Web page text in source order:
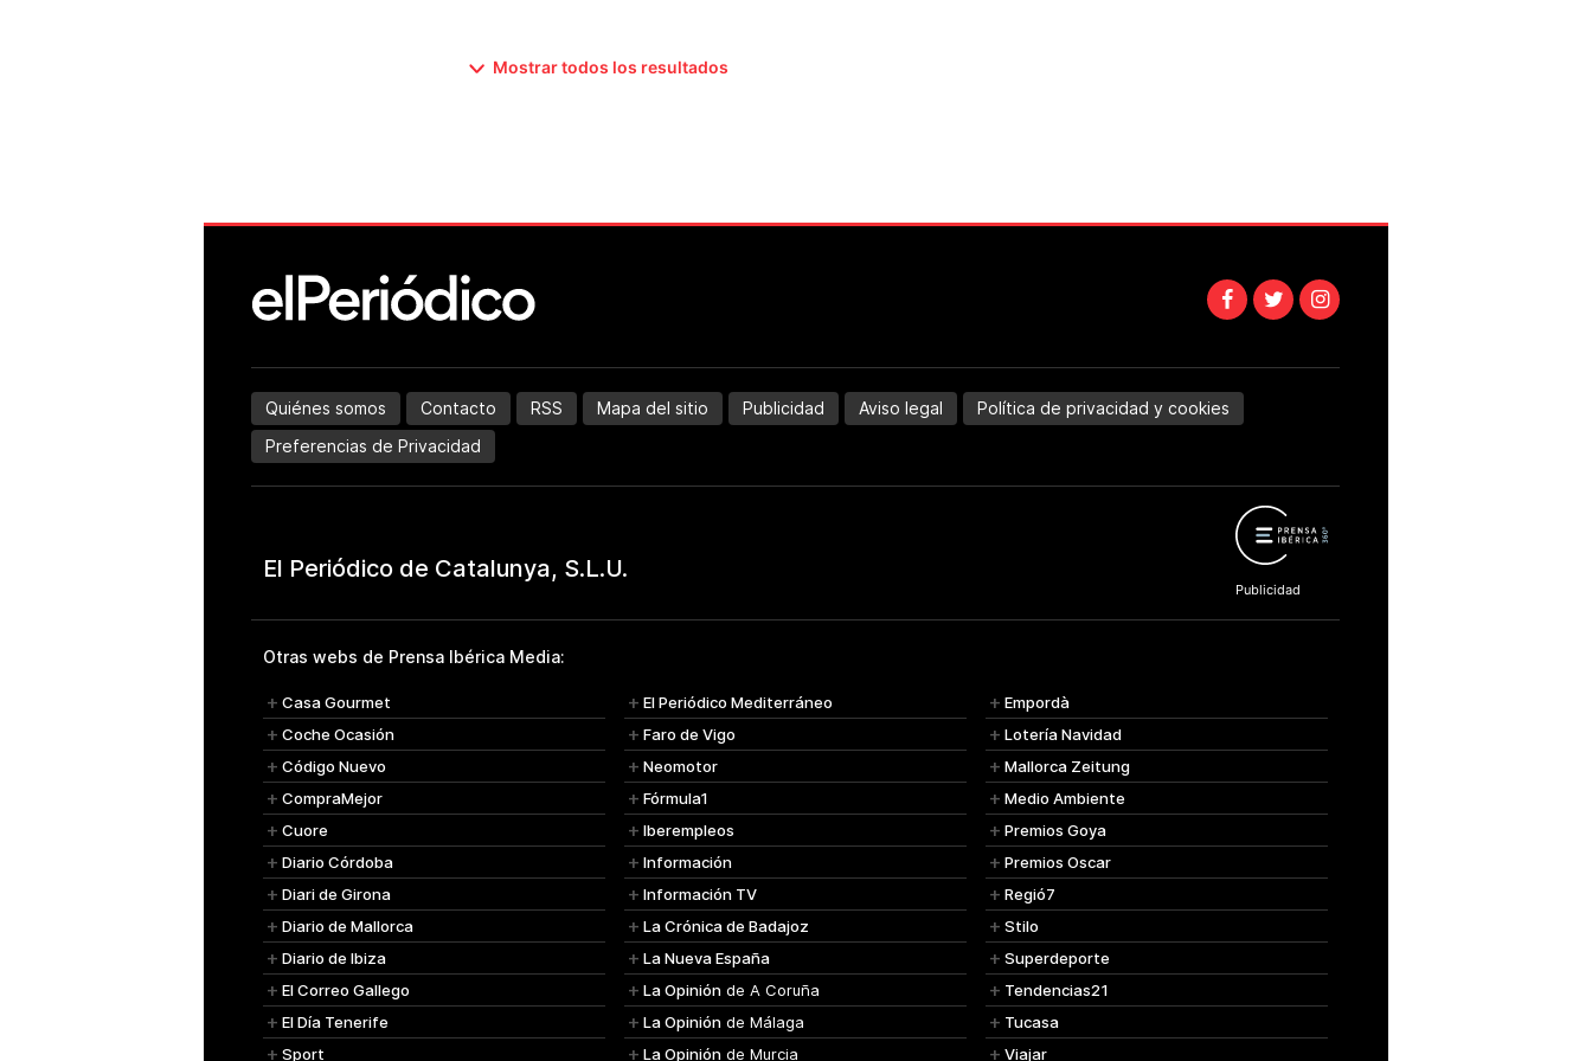
Mostrar todos los resultados
Quiénes somos Contacto RSS Mapa del sitio Publicidad Aviso legal
Política de privacidad y cookies
Preferencias de Privacidad
Otras webs de Prensa Ibérica Media:
Casa Gourmet
Coche Ocasión
Código Nuevo
CompraMejor
Cuore
Diario Córdoba
Diari de Girona
Diario de Mallorca
Diario de Ibiza
El Correo Gallego
El Día Tenerife
Sport
El Periódico Mediterráneo
Faro de Vigo
Neomotor
Fórmula1
Iberempleos
Información
Información TV
La Crónica de Badajoz
La Nueva España
La Opinión de A Coruña
La Opinión de Málaga
La Opinión de Murcia
Empordà
Lotería Navidad
Mallorca Zeitung
Medio Ambiente
Premios Goya
Premios Oscar
Regió7
Stilo
Superdeporte
Tendencias21
Tucasa
Viajar